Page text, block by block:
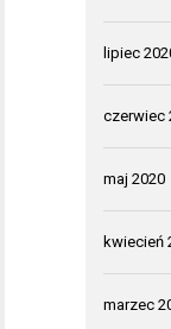
lipiec
czerwiec
maj 2020
kwiecień
marzec